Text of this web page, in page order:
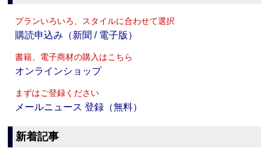
プランいろいろ、スタイルに合わせて選択
購読申込み（新聞 / 電子版）
書籍、電子商材の購入はこちら
オンラインショップ
まずはご登録ください
メールニュース 登録（無料）
新着記事